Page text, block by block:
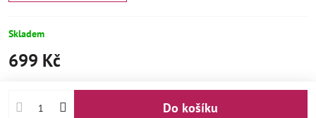
Skladem
699 Kč
Do košíku